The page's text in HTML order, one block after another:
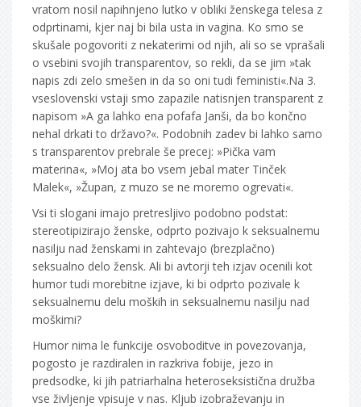
vratom nosil napihnjeno lutko v obliki ženskega telesa z
odprtinami, kjer naj bi bila usta in vagina. Ko smo se
skušale pogovoriti z nekaterimi od njih, ali so se vprašali
o vsebini svojih transparentov, so rekli, da se jim »tak
napis zdi zelo smešen in da so oni tudi feministi«.Na 3.
vseslovenski vstaji smo zapazile natisnjen transparent z
napisom »A ga lahko ena pofafa Janši, da bo končno
nehal drkati to državo?«. Podobnih zadev bi lahko samo
s transparentov prebrale še precej: »Pička vam
materina«, »Moj ata bo vsem jebal mater Tinček
Malek«, »Župan, z muzo se ne moremo ogrevati«.
Vsi ti slogani imajo pretresljivo podobno podstat:
stereotipizirajo ženske, odprto pozivajo k seksualnemu
nasilju nad ženskami in zahtevajo (brezplačno)
seksualno delo žensk. Ali bi avtorji teh izjav ocenili kot
humor tudi morebitne izjave, ki bi odprto pozivale k
seksualnemu delu moških in seksualnemu nasilju nad
moškimi?
Humor nima le funkcije osvoboditve in povezovanja,
pogosto je razdiralen in razkriva fobije, jezo in
predsodke, ki jih patriarhalna heteroseksistična družba
vse življenje vpisuje v nas. Kljub izobraževanju in